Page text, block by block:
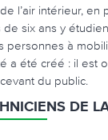
l’air intérieur, en
six ans y
personnes à
a été créé : il est
du public.
DE